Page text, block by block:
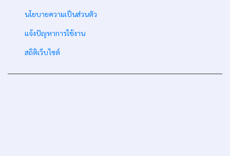
นโยบายความเป็นส่วนตัว
แจ้งปัญหาการใช้งาน
สถิติเว็บไซต์